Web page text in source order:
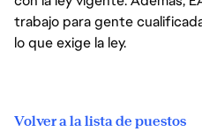
trabajo para gente
lo que exige la ley.
Volver a la lista de puestos